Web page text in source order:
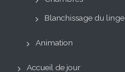
Blanchissage du linge
Animation
Accueil de jour